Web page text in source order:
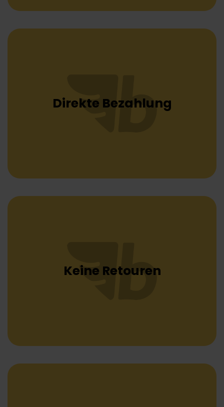
Direkte Bezahlung
Keine Retouren